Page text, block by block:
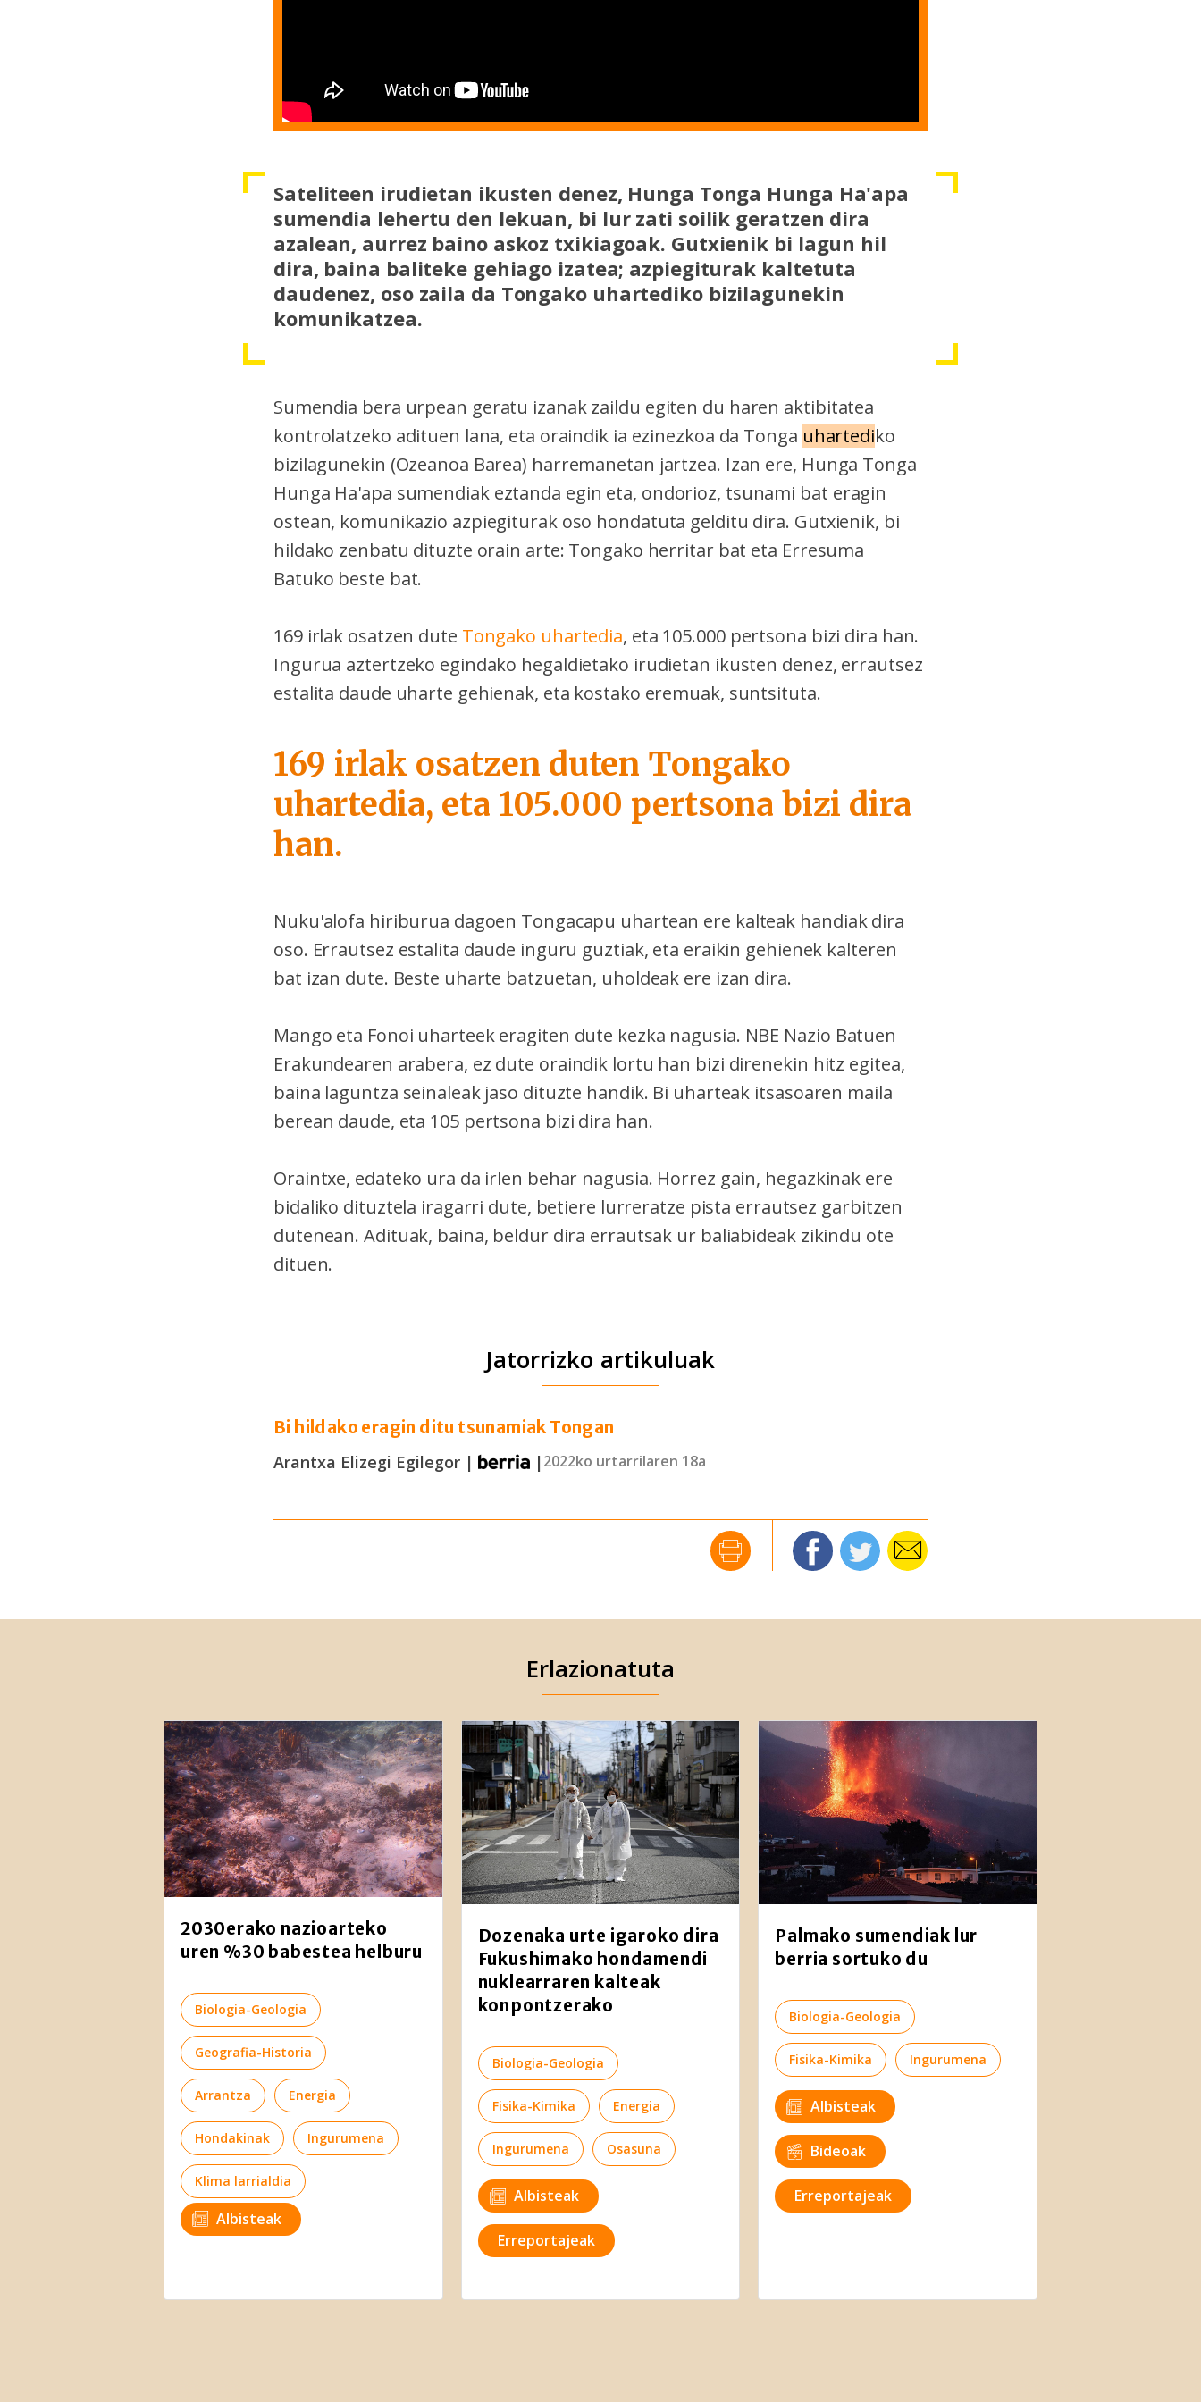
Sateliteen irudietan ikusten denez, Hunga Tonga Hunga Ha'apa
sumendia lehertu den lekuan, bi lur zati soilik geratzen dira
azalean, aurrez baino askoz txikiagoak. Gutxienik bi lagun hil
dira, baina baliteke gehiago izatea; azpiegiturak kaltetuta
daudenez, oso zaila da Tongako uhartediko bizilagunekin
komunikatzea.
Sumendia bera urpean geratu izanak zaildu egiten du haren aktibitatea
kontrolatzeko adituen lana, eta oraindik ia ezinezkoa da Tonga uhartediko
bizilagunekin (Ozeanoa Barea) harremanetan jartzea. Izan ere, Hunga Tonga
Hunga Ha'apa sumendiak eztanda egin eta, ondorioz, tsunami bat eragin
ostean, komunikazio azpiegiturak oso hondatuta gelditu dira. Gutxienik, bi
hildako zenbatu dituzte orain arte: Tongako herritar bat eta Erresuma
Batuko beste bat.
169 irlak osatzen dute Tongako uhartedia, eta 105.000 pertsona bizi dira han.
Ingurua aztertzeko egindako hegaldietako irudietan ikusten denez, errautsez
estalita daude uharte gehienak, eta kostako eremuak, suntsituta.
169 irlak osatzen duten Tongako
uhartedia, eta 105.000 pertsona bizi dira
han.
Nuku'alofa hiriburua dagoen Tongacapu uhartean ere kalteak handiak dira
oso. Errautsez estalita daude inguru guztiak, eta eraikin gehienek kalteren
bat izan dute. Beste uharte batzuetan, uholdeak ere izan dira.
Mango eta Fonoi uharteek eragiten dute kezka nagusia. NBE Nazio Batuen
Erakundearen arabera, ez dute oraindik lortu han bizi direnekin hitz egitea,
baina laguntza seinaleak jaso dituzte handik. Bi uharteak itsasoaren maila
berean daude, eta 105 pertsona bizi dira han.
Oraintxe, edateko ura da irlen behar nagusia. Horrez gain, hegazkinak ere
bidaliko dituztela iragarri dute, betiere lurreratze pista errautsez garbitzen
dutenean. Adituak, baina, beldur dira errautsak ur baliabideak zikindu ote
dituen.
Jatorrizko artikuluak
Bi hildako eragin ditu tsunamiak Tongan
Arantxa Elizegi Egilegor |
|2022ko urtarrilaren 18a
Erlazionatuta
2030erako nazioarteko
uren %30 babestea helburu
Biologia-Geologia
Geografia-Historia
Arrantza Energia
Hondakinak Ingurumena
Klima larrialdia
Albisteak
Dozenaka urte igaroko dira
Fukushimako hondamendi
nuklearraren kalteak
konpontzerako
Biologia-Geologia
Fisika-Kimika Energia
Ingurumena Osasuna
Albisteak
Erreportajeak
Palmako sumendiak lur
berria sortuko du
Biologia-Geologia
Fisika-Kimika Ingurumena
Albisteak
Bideoak
Erreportajeak